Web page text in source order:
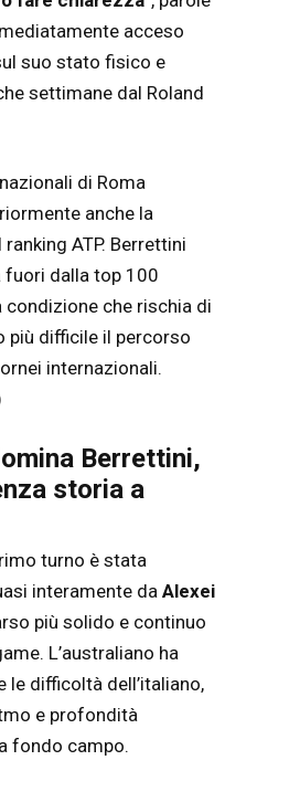
acceso
suo stato fisico e
settimane dal Roland
di Roma
anche la
ATP. Berrettini
dalla top 100
condizione che rischia di
più difficile il percorso
internazionali.
Berrettini,
storia a
turno è stata
interamente da Alexei
più solido e continuo
L’australiano ha
le difficoltà dell’italiano,
e profondità
fondo campo.